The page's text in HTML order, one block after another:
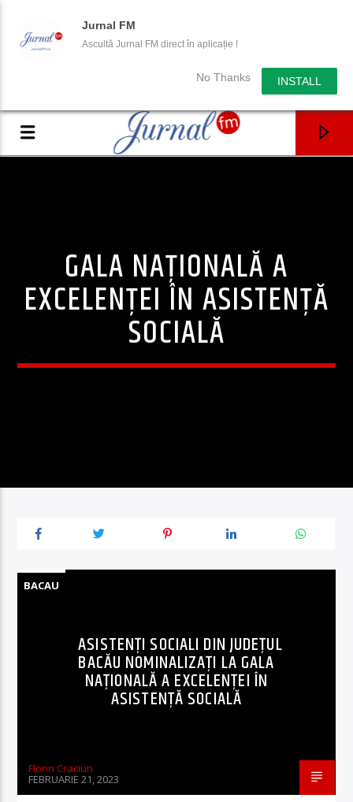
Jurnal FM
Ascultă Jurnal FM direct în aplicație !
No Thanks INSTALL
GALA NAȚIONALĂ A
EXCELENȚEI ÎN ASISTENȚĂ
SOCIALĂ
BACAU
ASISTENȚI SOCIALI DIN JUDEȚUL
BACĂU NOMINALIZAȚI LA GALA
NAȚIONALĂ A EXCELENȚEI ÎN
ASISTENȚĂ SOCIALĂ
Florin Craciun
FEBRUARIE 21, 2023